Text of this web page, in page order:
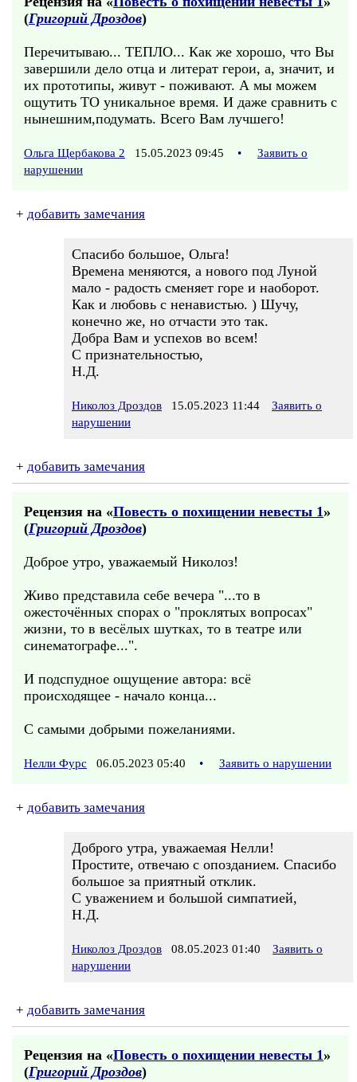
(Григорий Дроздов)
Перечитываю... ТЕПЛО... Как же хорошо, что Вы
завершили дело отца и литерат герои, а, значит, и
их прототипы, живут - поживают. А мы можем
ощутить ТО уникальное время. И даже сравнить с
нынешним,подумать. Всего Вам лучшего!
Ольга Щербакова 2 15.05.2023 09:45 •
Заявить о
нарушении
+ добавить замечания
Cпасибо большое, Ольга!
Времена меняются, а нового под Луной
мало - радость сменяет горе и наоборот.
Как и любовь с ненавистью. ) Шучу,
конечно же, но отчасти это так.
Добра Вам и успехов во всем!
С признательностью,
Н.Д.
Николоз Дроздов 15.05.2023 11:44
Заявить о
нарушении
+ добавить замечания
Рецензия на «Повесть о похищении невесты 1»
(Григорий Дроздов)
Доброе утро, уважаемый Николоз!
Живо представила себе вечера "...то в
ожесточённых спорах о "проклятых вопросах"
жизни, то в весёлых шутках, то в театре или
синематографе...".
И подспудное ощущение автора: всё
происходящее - начало конца...
С самыми добрыми пожеланиями.
Нелли Фурс 06.05.2023 05:40 • Заявить о нарушении
+ добавить замечания
Доброго утра, уважаемая Нелли!
Простите, отвечаю с опозданием. Спасибо
большое за приятный отклик.
С уважением и большой симпатией,
Н.Д.
Николоз Дроздов 08.05.2023 01:40
Заявить о
нарушении
+ добавить замечания
Рецензия на «Повесть о похищении невесты 1»
(Григорий Дроздов)